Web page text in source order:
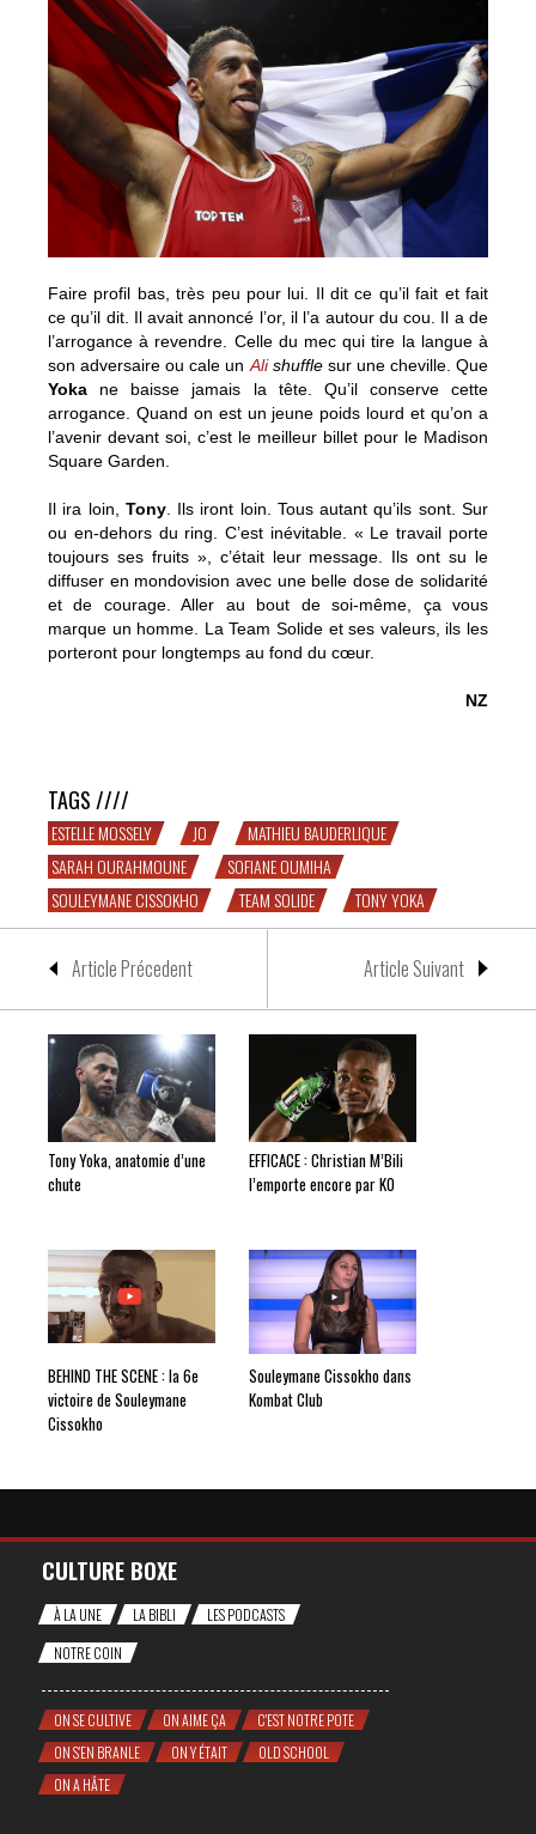
Faire profil bas, très peu pour lui. Il dit ce qu’il fait et fait
ce qu’il dit. Il avait annoncé l’or, il l’a autour du cou. Il a de
l’arrogance à revendre. Celle du mec qui tire la langue à
son adversaire ou cale un Ali shufflesur une cheville. Que
Yoka ne baisse jamais la tête. Qu’il conserve cette
arrogance. Quand on est un jeune poids lourd et qu’on a
l’avenir devant soi, c’est le meilleur billet pour le Madison
Square Garden.
Il ira loin, Tony. Ils iront loin. Tous autant qu’ils sont. Sur
ou en-dehors du ring. C’est inévitable. « Le travail porte
toujours ses fruits », c’était leur message. Ils ont su le
diffuser en mondovision avec une belle dose de solidarité
et de courage. Aller au bout de soi-même, ça vous
marque un homme. La Team Solide et ses valeurs, ils les
porteront pour longtemps au fond du cœur.
NZ
TAGS ////
ESTELLE MOSSELY JO
MATHIEU BAUDERLIQUE
SARAH OURAHMOUNE
SOFIANE OUMIHA
SOULEYMANE CISSOKHO
TEAM SOLIDE TONY YOKA
Article Précedent Article Suivant
Tony Yoka, anatomie d’une
chute
EFFICACE : Christian M’Bili
l’emporte encore par KO
BEHIND THE SCENE : la 6e
victoire de Souleymane
Cissokho
Souleymane Cissokho dans
Kombat Club
CULTURE BOXE
À LA UNE LA BIBLI
LES PODCASTS
NOTRE COIN
ON SE CULTIVE ON AIME ÇA
C'EST NOTRE POTE
ON S'EN BRANLE
ON Y ÉTAIT
OLD SCHOOL
ON A HÂTE